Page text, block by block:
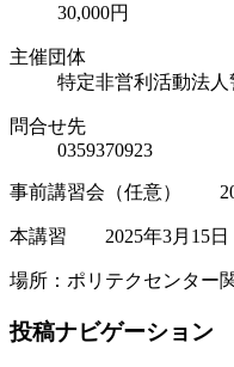
30,000円
主催団体
特定非営利活動法
問合せ先
0359370923
事前講習会（任意）
本講習 2025年3月15日
場所：ポリテクセンター
投稿ナビゲーション